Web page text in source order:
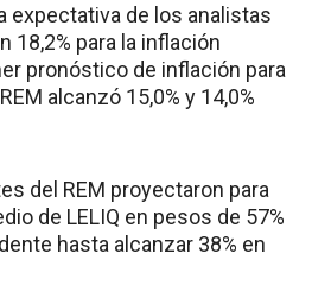
expectativa de los analistas
18,2% para la inflación
pronóstico de inflación para
alcanzó 15,0% y 14,0%
del REM proyectaron para
de LELIQ en pesos de 57%
hasta alcanzar 38% en